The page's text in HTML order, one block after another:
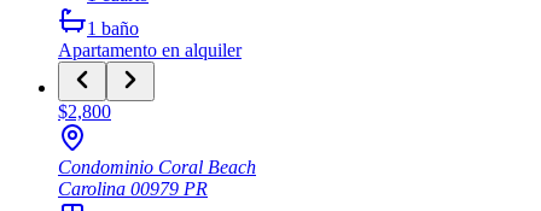
1 baño
Apartamento en alquiler
$2,800
Condominio Coral Beach
Carolina 00979 PR